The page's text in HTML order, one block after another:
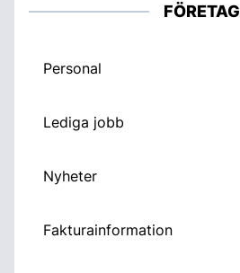
FÖRETAG
Personal
Lediga jobb
Nyheter
Fakturainformation